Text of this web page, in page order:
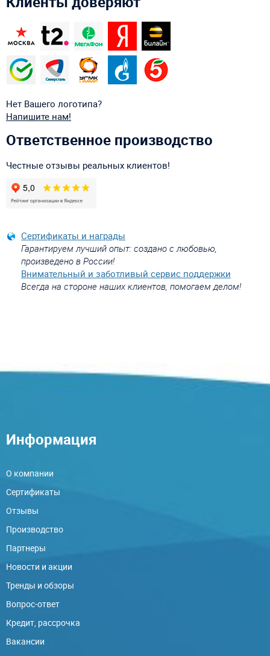
Нет Вашего логотипа?
Напишите нам!
Ответственное производство
Честные отзывы реальных клиентов!
Сертификаты и награды
Гарантируем лучший опыт: создано с любовью,
произведено в России!
Внимательный и заботливый сервис поддержки
Всегда на стороне наших клиентов, помогаем делом!
Информация
О компании
Сертификаты
Отзывы
Производство
Партнеры
Новости и акции
Тренды и обзоры
Вопрос-ответ
Кредит, рассрочка
Вакансии